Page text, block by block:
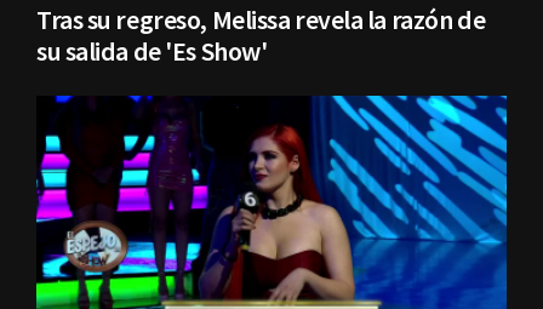
Tras su regreso, Melissa revela la razón de
su salida de 'Es Show'